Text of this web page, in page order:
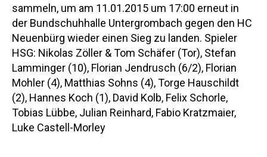
sammeln, um am 11.01.2015 um 17:00 erneut in
der Bundschuhhalle Untergrombach gegen den HC
Neuenbürg wieder einen Sieg zu landen. Spieler
HSG: Nikolas Zöller & Tom Schäfer (Tor), Stefan
Lamminger (10), Florian Jendrusch (6/2), Florian
Mohler (4), Matthias Sohns (4), Torge Hauschildt
(2), Hannes Koch (1), David Kolb, Felix Schorle,
Tobias Lübbe, Julian Reinhard, Fabio Kratzmaier,
Luke Castell-Morley